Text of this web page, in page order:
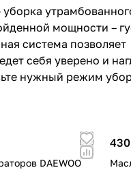
мощности –
система позволяет
себя уверено и
нужный режим
DAEWOO